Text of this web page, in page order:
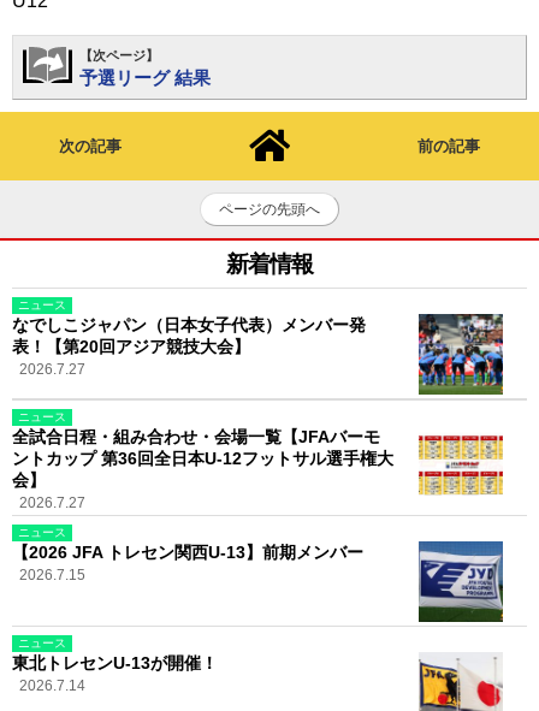
【次ページ】
予選リーグ 結果
次の記事 前の記事
ページの先頭へ
新着情報
ニュース
なでしこジャパン（日本女子代表）メンバー発
表！【第20回アジア競技大会】
2026.7.27
ニュース
全試合日程・組み合わせ・会場一覧【JFAバーモ
ントカップ 第36回全日本U-12フットサル選手権大
会】
2026.7.27
ニュース
【2026 JFA トレセン関西U-13】前期メンバー
2026.7.15
ニュース
東北トレセンU-13が開催！
2026.7.14